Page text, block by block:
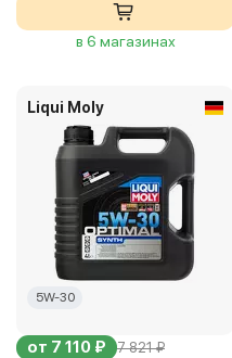
в 6 магазинах
Liqui Moly
5W-30
от 7 110 ₽ 7 821 ₽